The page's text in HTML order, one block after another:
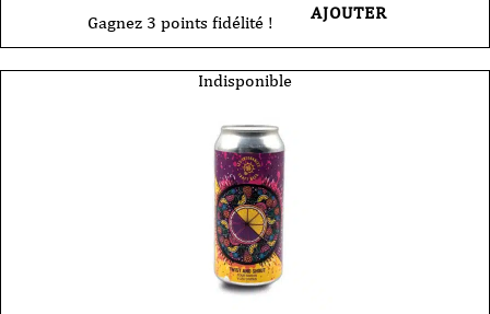
Gagnez 3 points fidélité ! AJOUTER
Indisponible